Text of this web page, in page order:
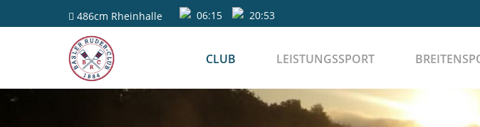
486cm Rheinhalle 06:15 20:53
CLUB LEISTUNGSSPORT